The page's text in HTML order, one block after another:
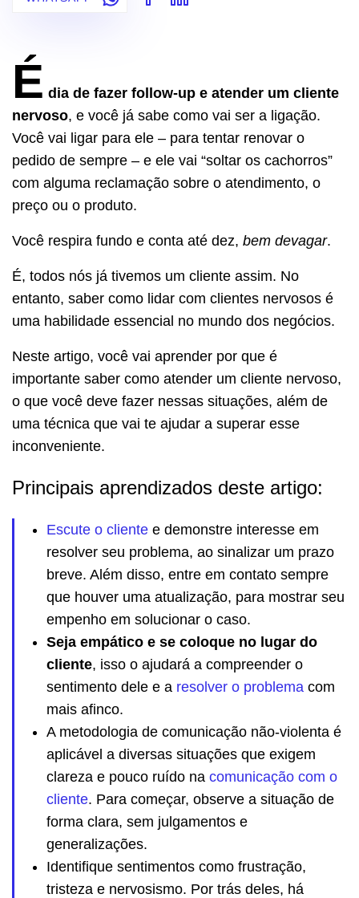
É dia de fazer follow-up e atender um cliente
nervoso, e você já sabe como vai ser a ligação.
Você vai ligar para ele – para tentar renovar o
pedido de sempre – e ele vai “soltar os cachorros”
com alguma reclamação sobre o atendimento, o
preço ou o produto.
Você respira fundo e conta até dez, bem devagar.
É, todos nós já tivemos um cliente assim. No
entanto, saber como lidar com clientes nervosos é
uma habilidade essencial no mundo dos negócios.
Neste artigo, você vai aprender por que é
importante saber como atender um cliente nervoso,
o que você deve fazer nessas situações, além de
uma técnica que vai te ajudar a superar esse
inconveniente.
Principais aprendizados deste artigo:
Escute o cliente e demonstre interesse em
resolver seu problema, ao sinalizar um prazo
breve. Além disso, entre em contato sempre
que houver uma atualização, para mostrar seu
empenho em solucionar o caso.
Seja empático e se coloque no lugar do
cliente, isso o ajudará a compreender o
sentimento dele e a resolver o problema com
mais afinco.
A metodologia de comunicação não-violenta é
aplicável a diversas situações que exigem
clareza e pouco ruído na comunicação com o
cliente. Para começar, observe a situação de
forma clara, sem julgamentos e
generalizações.
Identifique sentimentos como frustração,
tristeza e nervosismo. Por trás deles, há